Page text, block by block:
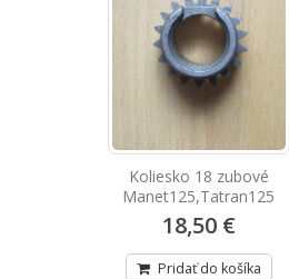
Koliesko 18 zubové
Manet125,Tatran125
18,50 €
Pridať do košíka